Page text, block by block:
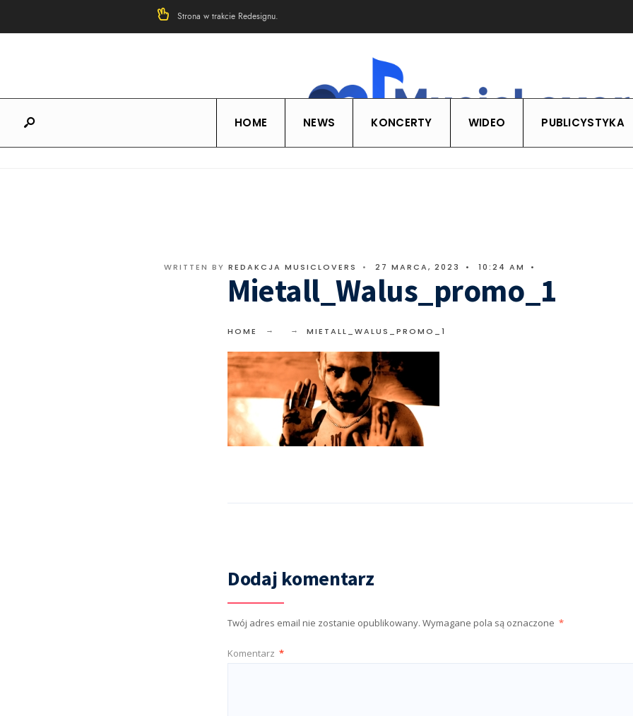
Strona w trakcie Redesignu.
HOME NEWS KONCERTY WIDEO PUBLICYSTYKA
WRITTEN BY REDAKCJA MUSICLOVERS • 27 MARCA, 2023 • 10:24 AM •
Mietall_Walus_promo_1
HOME MIETALL_WALUS_PROMO_1
Dodaj komentarz
Twój adres email nie zostanie opublikowany. Wymagane pola są oznaczone *
Komentarz *